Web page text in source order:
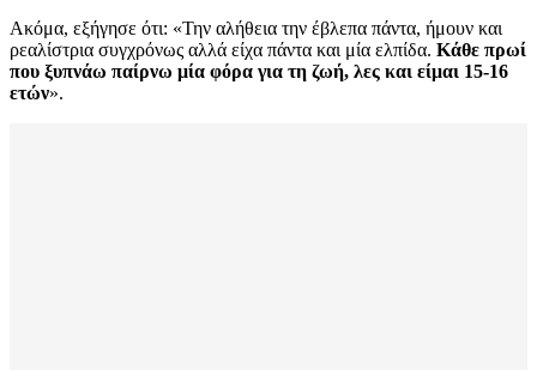
Ακόμα, εξήγησε ότι: «Την αλήθεια την έβλεπα πάντα, ήμουν και
ρεαλίστρια συγχρόνως αλλά είχα πάντα και μία ελπίδα. Κάθε πρωί
που ξυπνάω παίρνω μία φόρα για τη ζωή, λες και είμαι 15-16
ετών».